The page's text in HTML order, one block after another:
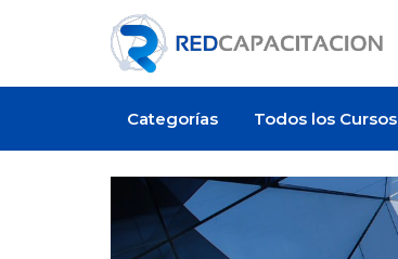
Categorías Todos los Cursos